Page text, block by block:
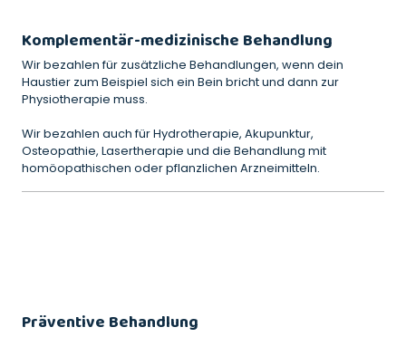
Komplementär-medizinische Behandlung
Wir bezahlen für zusätzliche Behandlungen, wenn dein
Haustier zum Beispiel sich ein Bein bricht und dann zur
Physiotherapie muss.
Wir bezahlen auch für Hydrotherapie, Akupunktur,
Osteopathie, Lasertherapie und die Behandlung mit
homöopathischen oder pflanzlichen Arzneimitteln.
Präventive Behandlung